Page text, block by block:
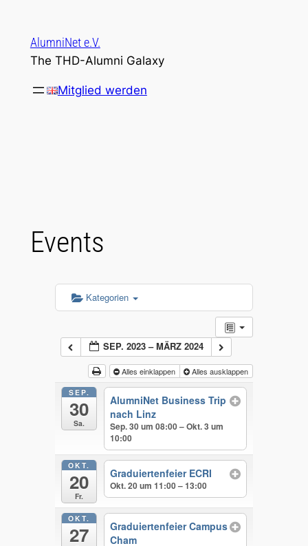
springen
AlumniNet e.V.
The THD-Alumni Galaxy
Mitglied werden
Events
Kategorien
SEP. 2023 – MÄRZ 2024
Alles einklappen Alles ausklappen
SEP.
30
Sa.
AlumniNet Business Trip
nach Linz
Sep. 30 um 08:00 – Okt. 3 um
10:00
OKT.
20
Fr.
Graduiertenfeier ECRI
Okt. 20 um 11:00 – 13:00
OKT.
27
Graduiertenfeier Campus
Cham